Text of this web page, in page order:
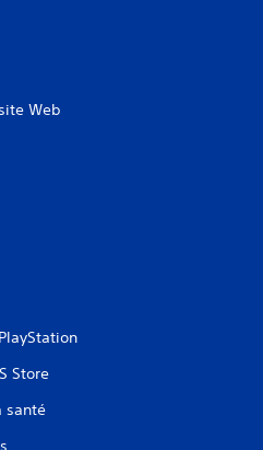
Web
Store
santé